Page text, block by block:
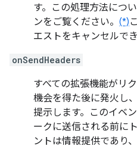
す。この処理方法につい
ンをご覧ください。 (*)
エストをキャンセルでき
onSendHeaders
すべての拡張機能がリ
機会を得た後に発火し
提示します。このイベ
ークに送信される前に
ントは情報提供であり